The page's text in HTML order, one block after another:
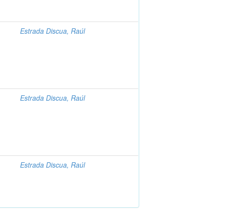
Estrada Discua, Raúl
Estrada Discua, Raúl
Estrada Discua, Raúl